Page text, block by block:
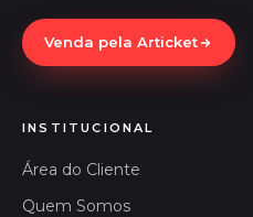
Venda pela Articket
INSTITUCIONAL
Área do Cliente
Quem Somos